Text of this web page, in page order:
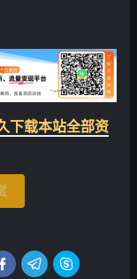
下载本站全部资
  